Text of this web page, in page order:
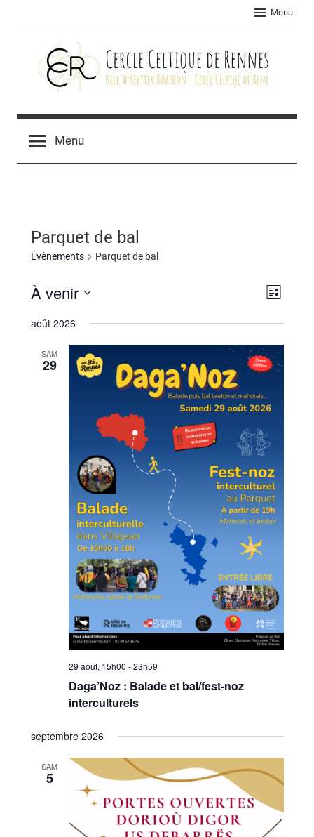
Menu
Cercle
celtique
Menu
Parquet de bal
Évènements Parquet de bal
par
Liste
À venir
date.
août 2026
SAM
29
29 août, 15h00 -23h59
Daga’Noz : Balade et bal/fest-noz
interculturels
septembre 2026
SAM
5